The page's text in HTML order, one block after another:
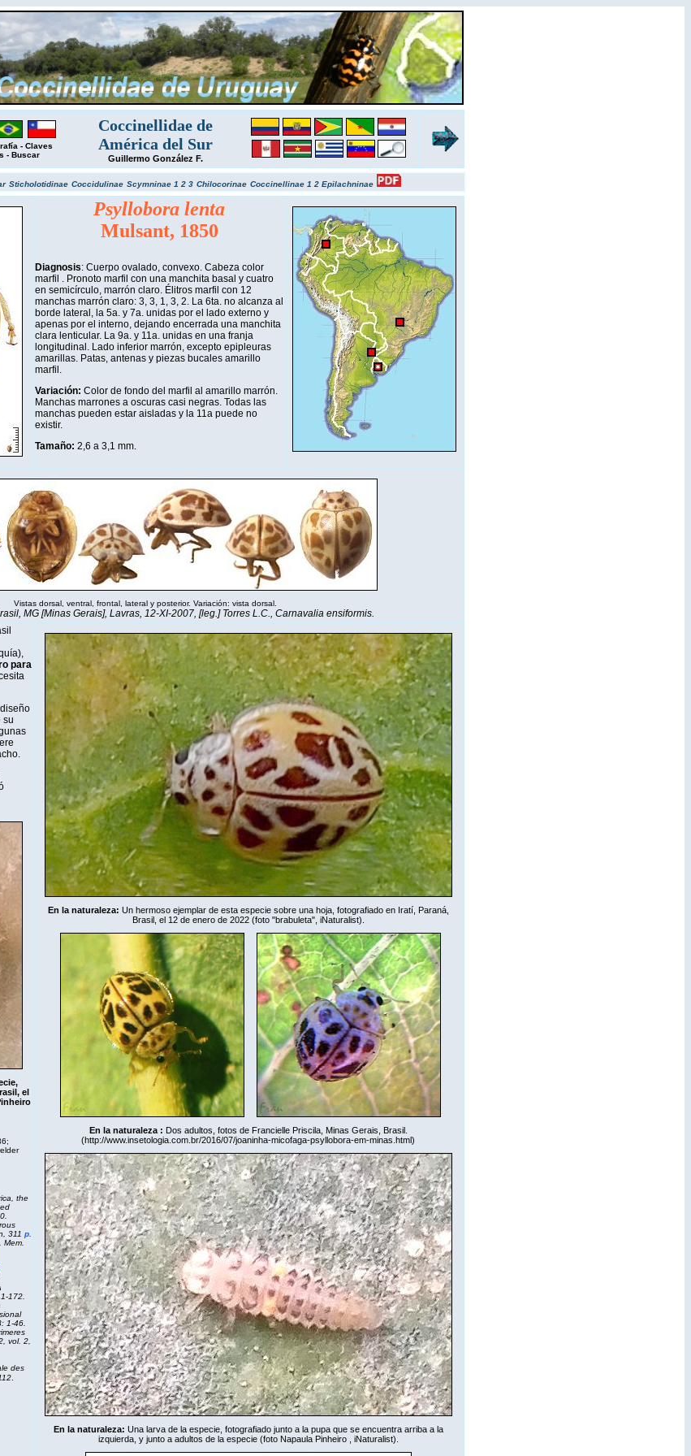
- Claves
- Buscar
Coccinellidae de
América del Sur
Guillermo González F.
Sticholotidinae Coccidulinae Scymninae 1 2 3 Chilocorinae Coccinellinae 1 2 Epilachninae
Psyllobora lenta
Mulsant, 1850
Diagnosis: Cuerpo ovalado, convexo. Cabeza color
marfil . Pronoto marfil con una manchita basal y cuatro
en semicírculo, marrón claro. Élitros marfil con 12
manchas marrón claro: 3, 3, 1, 3, 2. La 6ta. no alcanza al
borde lateral, la 5a. y 7a. unidas por el lado externo y
apenas por el interno, dejando encerrada una manchita
clara lenticular. La 9a. y 11a. unidas en una franja
longitudinal. Lado inferior marrón, excepto epipleuras
amarillas. Patas, antenas y piezas bucales amarillo
marfil.
Variación: Color de fondo del marfil al amarillo marrón.
Manchas marrones a oscuras casi negras. Todas las
manchas pueden estar aisladas y la 11a puede no
existir.
Tamaño: 2,6 a 3,1 mm.
Vistas dorsal, ventral, frontal, lateral y posterior. Variación: vista dorsal.
MG [Minas Gerais], Lavras, 12-XI-2007, [leg.] Torres L.C., Carnavalia ensiformis.
para
su
el
the
311 p.
172.
1-46.
vol. 2,
des
.
En la naturaleza: Un hermoso ejemplar de esta especie sobre una hoja, fotografiado en Iratí, Paraná,
Brasil, el 12 de enero de 2022 (foto "brabuleta", iNaturalist).
En la naturaleza : Dos adultos, fotos de Francielle Priscila, Minas Gerais, Brasil.
(http://www.insetologia.com.br/2016/07/joaninha-micofaga-psyllobora-em-minas.html)
En la naturaleza: Una larva de la especie, fotografiado junto a la pupa que se encuentra arriba a la
izquierda, y junto a adultos de la especie (foto Napaula Pinheiro , iNaturalist).